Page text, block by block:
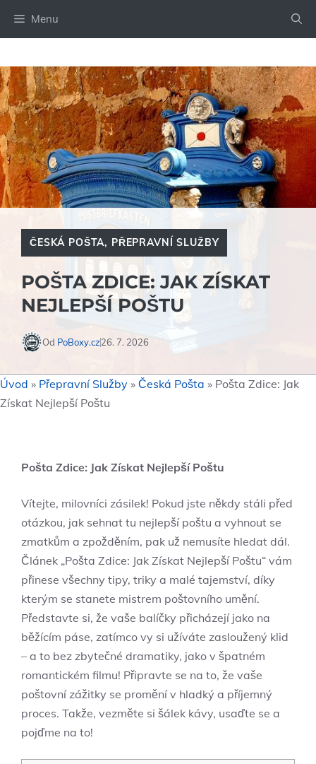
Menu
ČESKÁ POŠTA, PŘEPRAVNÍ SLUŽBY
POŠTA ZDICE: JAK ZÍSKAT
NEJLEPŠÍ POŠTU
Od PoBoxy.cz26. 7. 2026
Úvod » Přepravní Služby » Česká Pošta » Pošta Zdice: Jak
Získat Nejlepší Poštu
Pošta Zdice: Jak Získat Nejlepší Poštu
Vítejte, milovníci zásilek! Pokud jste někdy stáli před
otázkou, jak sehnat tu nejlepší poštu a vyhnout se
zmatkům a zpožděním, pak už nemusíte hledat dál.
Článek „Pošta Zdice: Jak Získat Nejlepší Poštu“ vám
přinese všechny tipy, triky a malé tajemství, díky
kterým se stanete mistrem poštovního umění.
Představte si, že vaše balíčky přicházejí jako na
běžícím páse, zatímco vy si užíváte zasloužený klid
– a to bez zbytečné dramatiky, jako v špatném
romantickém filmu! Připravte se na to, že vaše
poštovní zážitky se promění v hladký a příjemný
proces. Takže, vezměte si šálek kávy, usaďte se a
pojďme na to!